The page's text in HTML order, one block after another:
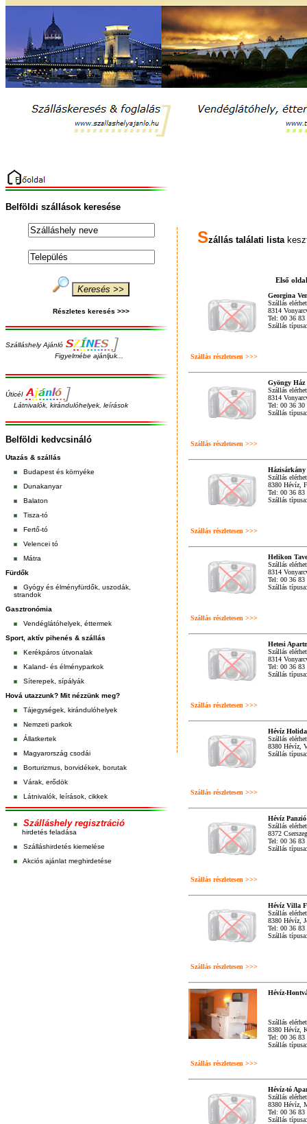
Belföldi szállások keresése
Részletes keresés >>>
Szálláshely Ajánló
Figyelmébe ajánljuk...
Úticél
Látnivalók, kirándulóhelyek, leírások
Belföldi kedvcsináló
Utazás & szállás
Budapest és környéke
Dunakanyar
Balaton
Tisza-tó
Fertő-tó
Velencei tó
Mátra
Fürdők
Gyógy és élményfürdők, uszodák,
strandok
Gasztronómia
Vendéglátóhelyek, éttermek
Sport, aktív pihenés & szállás
Kerékpáros útvonalak
Kaland- és élményparkok
Síterepek, sípályák
Hová utazzunk? Mit nézzünk meg?
Tájegységek, kirándulóhelyek
Nemzeti parkok
Állatkertek
Magyarország csodái
Borturizmus, borvidékek, borutak
Várak, erődök
Látnivalók, leírások, cikkek
Szálláshely regisztráció
hirdetés feladása
Szálláshirdetés kiemelése
Akciós ajánlat meghirdetése
Szállás találati lista
Első
Georgina
Szállás
8314
Tel: 00 36 83
Szállás
Szállás részletesen >>>
Gyöngy Ház
Szállás
8314
Tel: 00 36 30
Szállás
Szállás részletesen >>>
Házisárkány
Szállás
8380 Hévíz,
Tel: 00 36 83
Szállás
Szállás részletesen >>>
Helikon
Szállás
8314
Tel: 00 36 83
Szállás
Szállás részletesen >>>
Hetesi
Szállás
8314
Tel: 00 36 83
Szállás
Szállás részletesen >>>
Hévíz
Szállás
8380 Hévíz,
Szállás
Szállás részletesen >>>
Hévíz Panzió
Szállás
8372
Tel: 00 36 83
Szállás
Szállás részletesen >>>
Hévíz Villa
Szállás
8380 Hévíz,
Tel: 00 36 83
Szállás
Szállás részletesen >>>
Hévíz-
Szállás
8380 Hévíz,
Tel: 00 36 83
Szállás
Szállás részletesen >>>
Hévíz-tó
Szállás
8380 Hévíz,
Tel: 00 36 83
Szállás